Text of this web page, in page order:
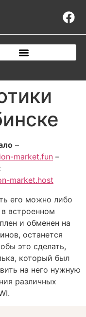
–
market.fun –
market.host
его можно либо
встроенном
и обменен на
останется
это сделать,
который был
на него нужную
различных